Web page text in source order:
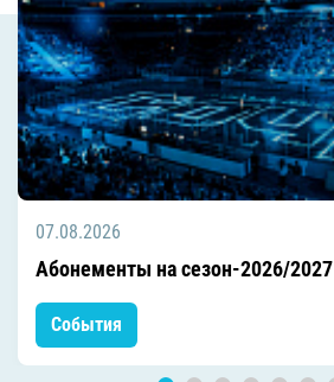
07.08.2026
Абонементы на сезон-2026/2027
События